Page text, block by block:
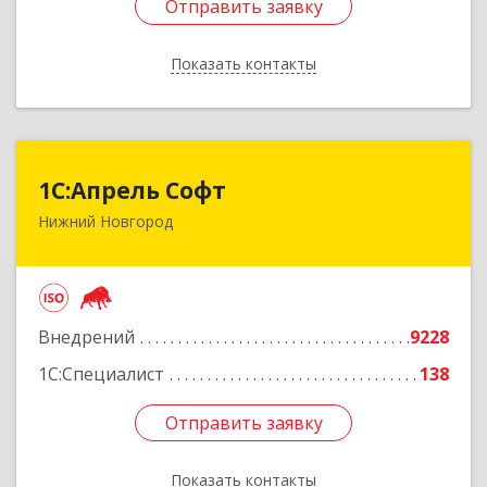
Отправить заявку
Показать контакты
Отправить заявку
Назад
1С:Апрель Софт
Нижний Новгород
Внедрений
9228
1С:Специалист
138
Отправить заявку
Показать контакты
603000, Нижегородская обл, Нижний Новгород
Отправить заявку
Назад